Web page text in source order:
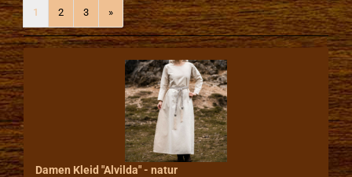
1 2 3 »
Damen Kleid "Alvilda" - natur